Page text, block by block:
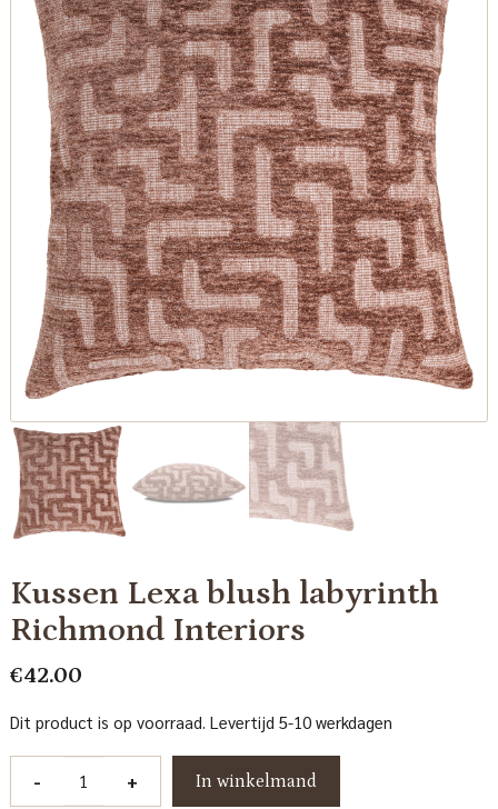
Kussen Lexa blush labyrinth
Richmond Interiors
€42.00
Dit product is op voorraad. Levertijd 5-10 werkdagen
- + In winkelmand